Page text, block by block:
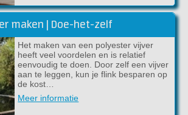
maken | Doe-het-zelf
Het maken van een polyester vijver
heeft veel voordelen en is relatief
eenvoudig te doen. Door zelf een vijver
aan te leggen, kun je flink besparen op
de kost…
Meer informatie